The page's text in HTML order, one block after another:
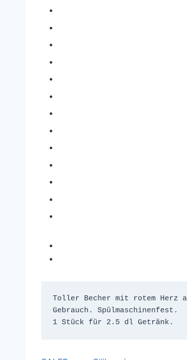
Toller Becher mit rotem Herz
Gebrauch. Spülmaschinenfest.
1 Stück für 2.5 dl Getränk.